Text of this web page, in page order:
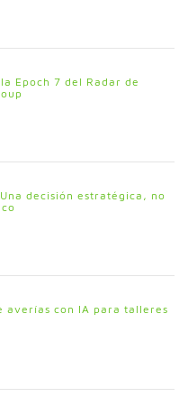
Epoch 7 del Radar de
decisión estratégica, no
averías con IA para talleres